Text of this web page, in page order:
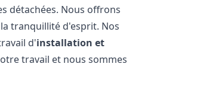
détachées. Nous offrons
tranquillité d'esprit. Nos
d'installation et
travail et nous sommes